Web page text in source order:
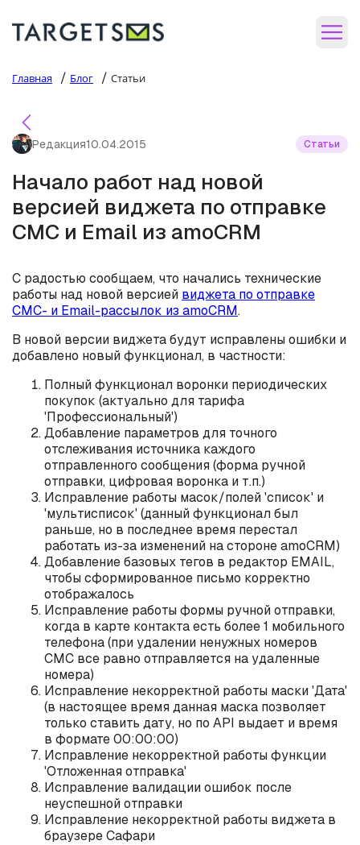
Главная / Блог / Статьи
Редакция10.04.2015 Статьи
Начало работ над новой
версией виджета по отправке
СМС и Email из amoCRM
С радостью сообщаем, что начались технические
работы над новой версией виджета по отправке
СМС- и Email-рассылок из amoCRM.
В новой версии виджета будут исправлены ошибки и
добавлено новый функционал, в частности:
Полный функционал воронки периодических
покупок (актуально для тарифа
'Профессиональный')
Добавление параметров для точного
отслеживания источника каждого
отправленного сообщения (форма ручной
отправки, цифровая воронка и т.п.)
Исправление работы масок/полей 'список' и
'мультисписок' (данный функционал был
раньше, но в последнее время перестал
работать из-за изменений на стороне amoCRM)
Добавление базовых тегов в редактор EMAIL,
чтобы сформированное письмо корректно
отображалось
Исправление работы формы ручной отправки,
когда в карте контакта есть более 1 мобильного
телефона (при удалении ненужных номеров
СМС все равно отправляется на удаленные
номера)
Исправление некорректной работы маски 'Дата'
(в настоящее время данная маска позволяет
только ставить дату, но по API выдает и время
в формате 00:00:00)
Исправление некорректной работы функции
'Отложенная отправка'
Исправление валидации ошибок после
неуспешной отправки
Исправление некорректной работы виджета в
браузере Сафари